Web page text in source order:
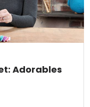
Adorables